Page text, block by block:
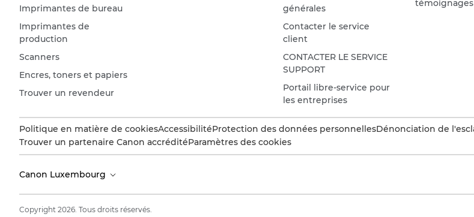
Imprimantes de bureau
Imprimantes de
production
Scanners
Encres, toners et papiers
Trouver un revendeur
générales
Contacter le service
client
CONTACTER LE SERVICE
SUPPORT
Portail libre-service pour
les entreprises
témoignages
Politique en matière de cookiesAccessibilitéProtection des données personnellesDénonciation de
Trouver un partenaire Canon accréditéParamètres des cookies
Canon Luxembourg
Copyright 2026. Tous droits réservés.